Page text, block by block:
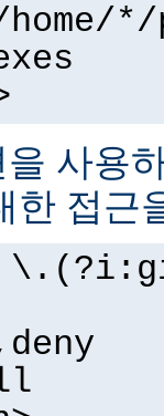
사용
한 접근